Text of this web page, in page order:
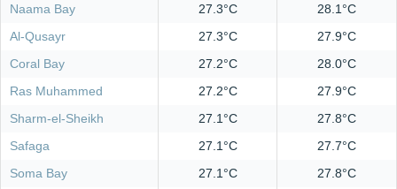
Naama Bay
27.3°C
28.1°C
Al-Qusayr
27.3°C
27.9°C
Coral Bay
27.2°C
28.0°C
Ras Muhammed
27.2°C
27.9°C
Sharm-el-Sheikh
27.1°C
27.8°C
Safaga
27.1°C
27.7°C
Soma Bay
27.1°C
27.8°C